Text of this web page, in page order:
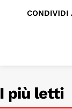
CONDIVIDI
I più letti